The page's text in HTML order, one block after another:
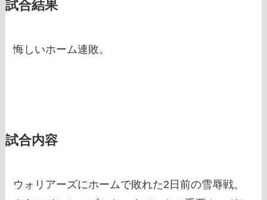
試合結果
悔しいホーム連敗。
試合内容
ウォリアーズにホームで敗れた2日前の雪辱戦。